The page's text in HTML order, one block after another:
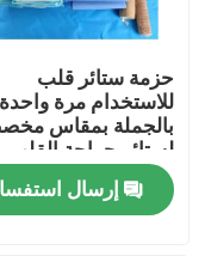
برنامج VR
حولنا
جولة في المصنع
حزمة ستائر قلب
للاستخدام مرة واحدة
بالجملة بمقاس
لستائر جراحة القلب
والأوعية الدموية
إرسال